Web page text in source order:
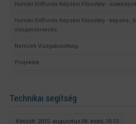
Humán Erőforrás Képzési Főosztály -
Humán Erőforrás Képzési Főosztály - képzés-,
vizsgaszervezés
Nemzeti Vizsgabizottság
Projektek
Technikai segítség
Készült: 2015. augusztus 04. kedd, 10:13